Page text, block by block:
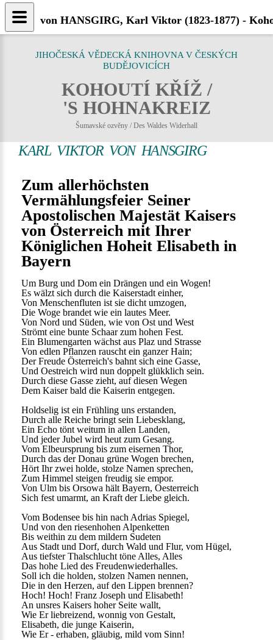
JIHOČESKÁ VĚDECKÁ KNIHOVNA V ČESKÝCH
BUDĚJOVICÍCH
KOHOUTÍ KŘÍŽ /
'S HOHNAKREIZ
Šumavské ozvěny / Des Waldes Widerhall
KARL VIKTOR VON HANSGIRG
Zum allerhöchsten
Vermählungsfeier Seiner
Apostolischen Majestät Kaisers
von Österreich mit Ihrer
Königlichen Hoheit Elisabeth in
Bayern
Um Burg und Dom ein Drängen und ein Wogen!
Es wälzt sich durch die Kaiserstadt einher,
Von Menschenfluten ist sie dicht umzogen,
Die Woge brandet wie ein lautes Meer.
Von Nord und Süden, wie von Ost und West
Strömt eine bunte Schaar zum hohen Fest.
Ein Blumengarten wächst aus Plaz und Strasse
Von edlen Pflanzen rauscht ein ganzer Hain;
Der Freude Österreich's bahnt sich eine Gasse,
Und Oestreich wird nun doppelt glükklich sein.
Durch diese Gasse zieht, auf diesen Wegen
Dem Kaiser bald die Kaiserin entgegen.
Holdselig ist ein Frühling uns erstanden,
Durch alle Reiche bringt sein Liebesklang,
Ein Echo tönt weitum in allen Landen,
Und jeder Jubel wird heut zum Gesang.
Vom Elbeursprung bis zum eisernen Thor,
Durch das der Donau grüne Wogen brechen,
Hört Ihr zwei holde, stolze Namen sprechen,
Zum Himmel steigen freudig sie empor.
Von Ulm bis Orsowa hält Bayern, Oesterreich
Sich fest umarmt, an Kraft der Liebe gleich.
Vom Bodensee bis hin nach Adrias Spiegel,
Und von den riesenhohen Alpenketten
Bis weithin zu dem mildern Sudeten
Aus Stadt und Dorf, durch Wald und Flur, vom Hügel,
Aus tiefster Thalschlucht töne Alles, Alles
Das hohe Lied des Freudenwiederhalles.
Soll ich die holden, stolzen Namen nennen,
Die in den Herzen, auf den Lippen brennen?
Hoch! Hoch! Franz Joseph und Elisabeth!
An unsres Kaisers hoher Seite wallt,
Wie Er liebreizend, wonnig von Gestalt,
Elisabeth, die junge Kaiserin,
Wie Er - erhaben, gläubig, mild vom Sinn!
von HANSGIRG, Karl Viktor (1823-1877) -